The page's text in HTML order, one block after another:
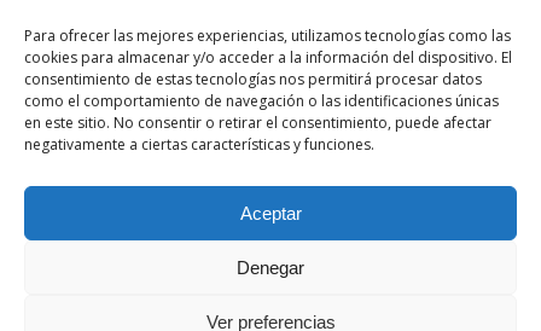
Para ofrecer las mejores experiencias, utilizamos tecnologías como las
cookies para almacenar y/o acceder a la información del dispositivo. El
consentimiento de estas tecnologías nos permitirá procesar datos
como el comportamiento de navegación o las identificaciones únicas
en este sitio. No consentir o retirar el consentimiento, puede afectar
negativamente a ciertas características y funciones.
Aceptar
Denegar
Ver preferencias
participa"
Aviso Legal
Política de Privacidad
Más Información sobre Cookies